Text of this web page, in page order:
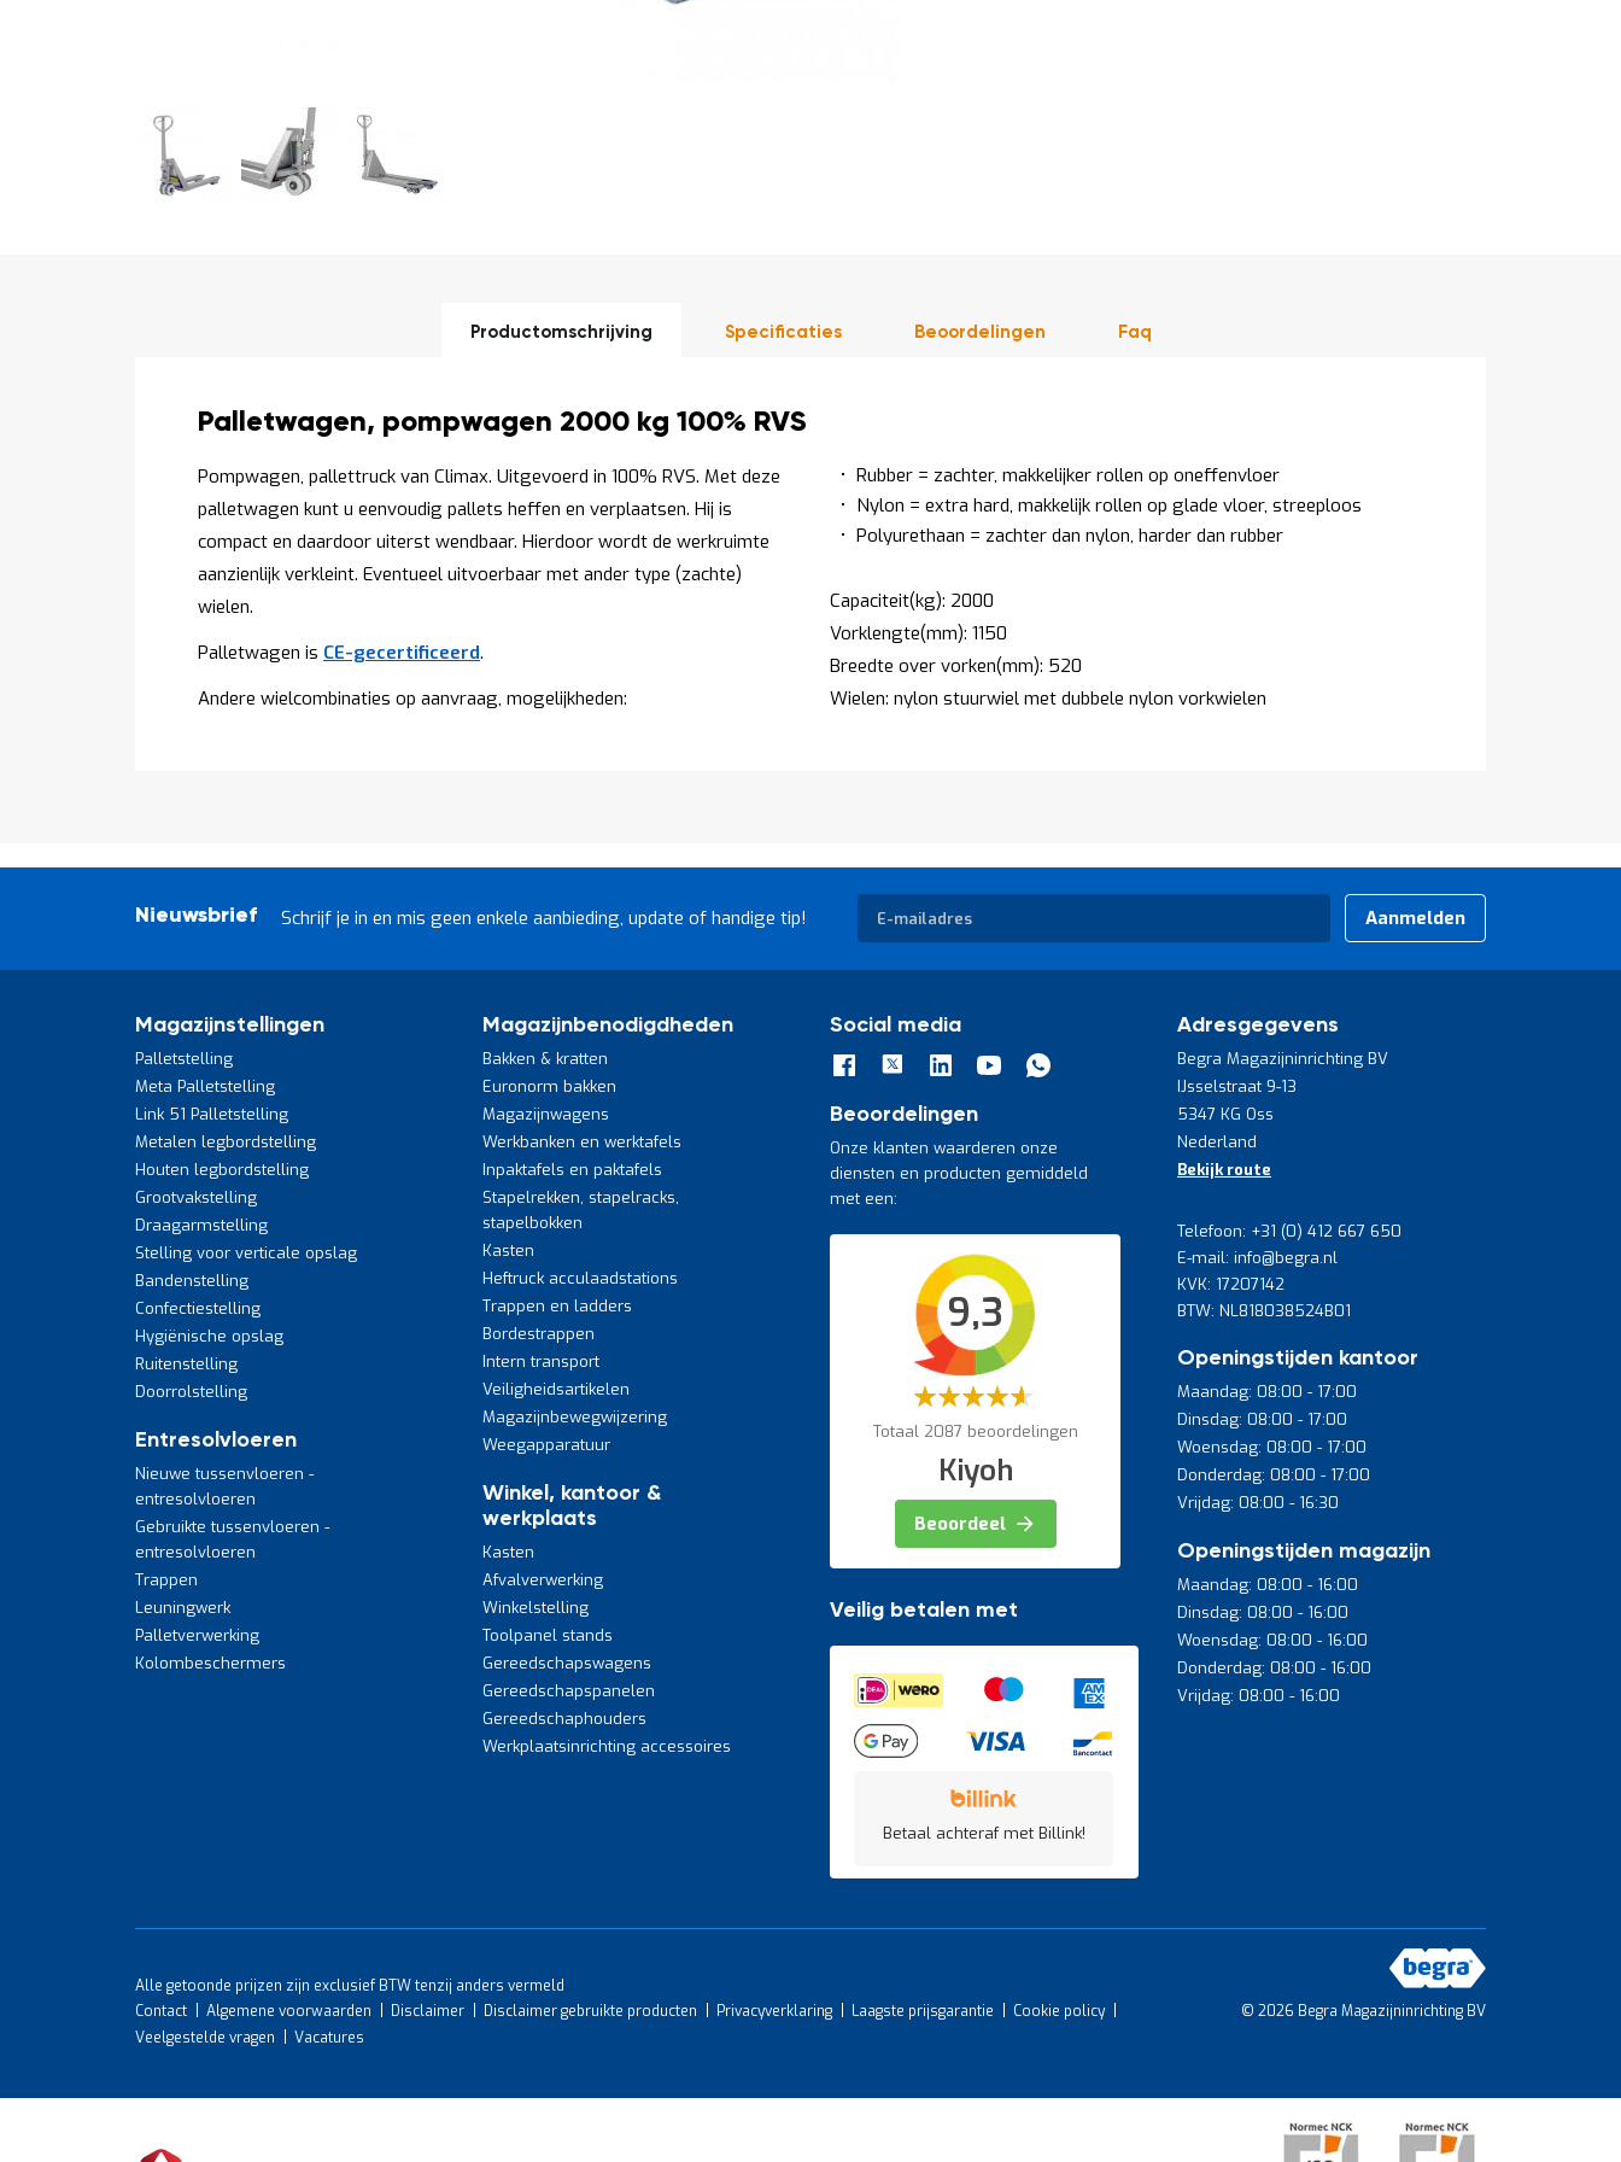
Productomschrijving
Productomschrijving
Palletwagen, pompwagen 2000 kg 100% RVS
Pompwagen, pallettruck van Climax. Uitgevoerd in 100% RVS. Met deze
palletwagen kunt u eenvoudig pallets heffen en verplaatsen. Hij is
compact en daardoor uiterst wendbaar. Hierdoor wordt de werkruimte
aanzienlijk verkleint. Eventueel uitvoerbaar met ander type (zachte)
wielen.
Palletwagen is CE-gecertificeerd.
Andere wielcombinaties op aanvraag, mogelijkheden:
Rubber = zachter, makkelijker rollen op oneffenvloer
Nylon = extra hard, makkelijk rollen op glade vloer, streeploos
Polyurethaan = zachter dan nylon, harder dan rubber
Capaciteit(kg): 2000
Vorklengte(mm): 1150
Breedte over vorken(mm): 520
Wielen: nylon stuurwiel met dubbele nylon vorkwielen
Specificaties Beoordelingen Faq
Nieuwsbrief Schrijf je in en mis geen enkele aanbieding, update of handige tip!
Abonneer
op
onze
Aanmelden
Magazijnstellingen
Palletstelling
Meta Palletstelling
Link 51 Palletstelling
Metalen legbordstelling
Houten legbordstelling
Grootvakstelling
Draagarmstelling
Stelling voor verticale opslag
Bandenstelling
Confectiestelling
Hygiënische opslag
Ruitenstelling
Doorrolstelling
Entresolvloeren
Nieuwe tussenvloeren -
entresolvloeren
Gebruikte tussenvloeren -
entresolvloeren
Trappen
Leuningwerk
Palletverwerking
Kolombeschermers
Magazijnbenodigdheden
Bakken & kratten
Euronorm bakken
Magazijnwagens
Werkbanken en werktafels
Inpaktafels en paktafels
Stapelrekken, stapelracks,
stapelbokken
Kasten
Heftruck acculaadstations
Trappen en ladders
Bordestrappen
Intern transport
Veiligheidsartikelen
Magazijnbewegwijzering
Weegapparatuur
Winkel, kantoor &
werkplaats
Kasten
Afvalverwerking
Winkelstelling
Toolpanel stands
Gereedschapswagens
Gereedschapspanelen
Gereedschaphouders
Werkplaatsinrichting accessoires
Social media
Beoordelingen
Onze klanten waarderen onze
diensten en producten gemiddeld
met een:
9,3
Waardering:
Totaal 2087 beoordelingen
Kiyoh
Beoordeel
Veilig betalen met
Betaal achteraf met Billink!
Adresgegevens
Begra Magazijninrichting BV
IJsselstraat 9-13
5347 KG Oss
Nederland
Bekijk route
Telefoon: +31 (0) 412 667 650
E-mail: info@begra.nl
KVK: 17207142
BTW: NL818038524B01
Openingstijden kantoor
Maandag: 08:00 - 17:00
Dinsdag: 08:00 - 17:00
Woensdag: 08:00 - 17:00
Donderdag: 08:00 - 17:00
Vrijdag: 08:00 - 16:30
Openingstijden magazijn
Maandag: 08:00 - 16:00
Dinsdag: 08:00 - 16:00
Woensdag: 08:00 - 16:00
Donderdag: 08:00 - 16:00
Vrijdag: 08:00 - 16:00
Alle getoonde prijzen zijn exclusief BTW tenzij anders vermeld
Contact
Algemene voorwaarden Disclaimer Disclaimer gebruikte producten Privacyverklaring Laagste prijsgarantie
Cookie policy
Veelgestelde vragen
Vacatures
© 2026 Begra Magazijninrichting BV